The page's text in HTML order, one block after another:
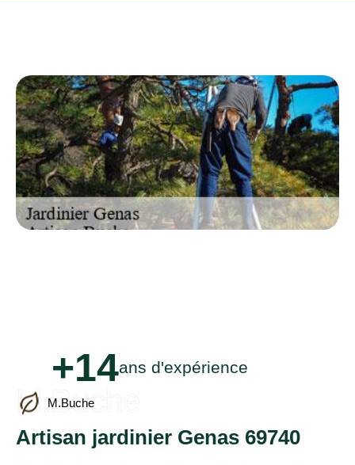
+14ans d'expérience
M.Buche
M.Buche
Artisan jardinier Genas 69740